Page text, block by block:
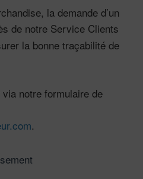
la demande d’un
de notre Service Clients
la bonne traçabilité de
notre formulaire de
.